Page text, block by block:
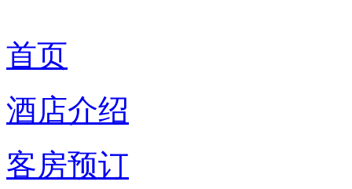
首页
酒店介绍
客房预订